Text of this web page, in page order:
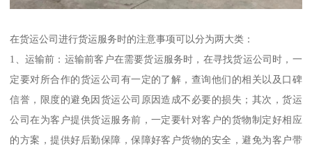
在货运公司进行货运服务时的注意事项可以分为两大类：
1、运输前：运输前客户在需要货运服务时，在寻找货运公司时，一
定要对所合作的货运公司有一定的了解，查询他们的相关以及口碑
信誉，限度的避免因货运公司原因造成不必要的损失；其次，货运
公司在为客户提供货运服务前，一定要针对客户的货物制定好相应
的方案，提供好后勤保障，保障好客户货物的安全，避免为客户带